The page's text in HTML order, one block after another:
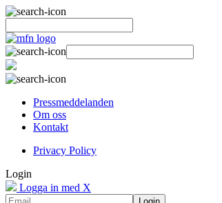
Pressmeddelanden
Om oss
Kontakt
Privacy Policy
Login
Logga in med X